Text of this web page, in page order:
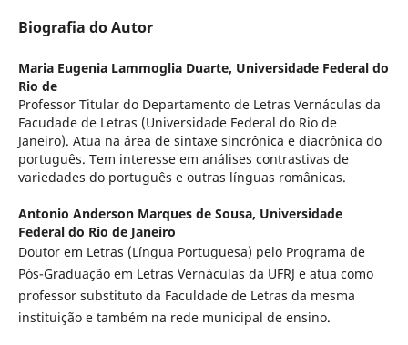
Biografia do Autor
Maria Eugenia Lammoglia Duarte, Universidade Federal do
Rio de
Professor Titular do Departamento de Letras Vernáculas da
Facudade de Letras (Universidade Federal do Rio de
Janeiro). Atua na área de sintaxe sincrônica e diacrônica do
português. Tem interesse em análises contrastivas de
variedades do português e outras línguas românicas.
Antonio Anderson Marques de Sousa, Universidade
Federal do Rio de Janeiro
Doutor em Letras (Língua Portuguesa) pelo Programa de
Pós-Graduação em Letras Vernáculas da UFRJ e atua como
professor substituto da Faculdade de Letras da mesma
instituição e também na rede municipal de ensino.